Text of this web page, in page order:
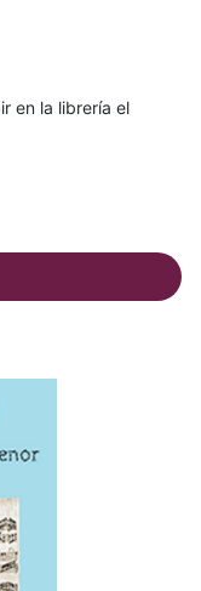
en la librería el